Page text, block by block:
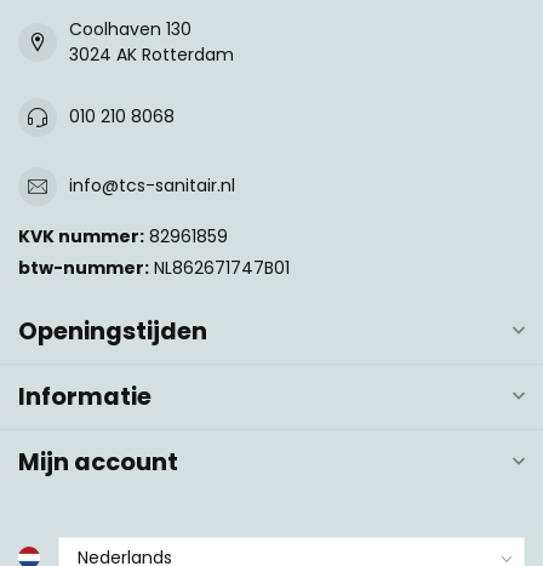
Coolhaven 130
3024 AK Rotterdam
010 210 8068
info@tcs-sanitair.nl
KVK nummer: 82961859
btw-nummer: NL862671747B01
Openingstijden
Informatie
Mijn account